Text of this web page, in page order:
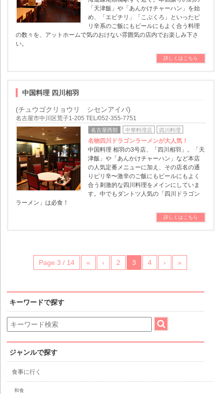
「天津飯」や「あんかけチャーハン」を始
め、「エビチリ」「こぶくろ」といったピ
リ辛系のご飯にもビールにもよく合う料理
の数々を、アットホームで気のおけない雰囲気の店内でお楽しみ下さ
い。
詳しくはこちら
中国料理 四川相羽
(チュウゴクリョウリ シセンアイバ)
名古屋市中川区荒子1-205 TEL/052-355-7751
名古屋西部 中華料理店 四川料理
名物四川ドラゴンラーメンが大人気！
中国料理 相羽の3号店、「四川相羽」。「天
津飯」や「あんかけチャーハン」など本店
の人気定番メニューに加え、その店名の通
りピリ辛〜激辛のご飯にもビールにもよく
合う刺激的な四川料理をメインにしていま
す。中でもダントツ人気の「四川ドラゴン
ラーメン」は必食！
詳しくはこちら
Page 3 / 14 « ‹ 2 3 4 › »
キーワードで探す
ジャンルで探す
食事に行く
和食